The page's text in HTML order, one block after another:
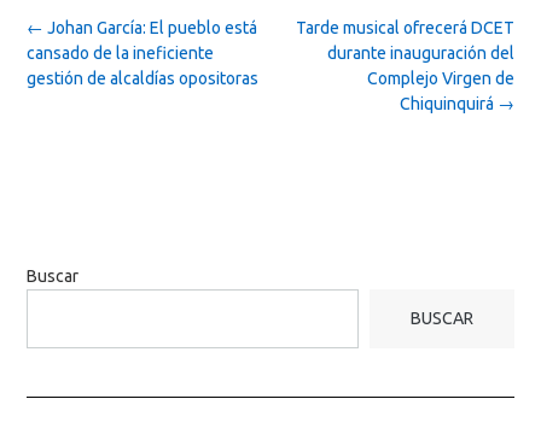
Post
navigation
Tarde musical ofrecerá DCET
durante inauguración del
Complejo Virgen de
Chiquinquirá →
← Johan García: El pueblo está
cansado de la ineficiente
gestión de alcaldías opositoras
Buscar
BUSCAR